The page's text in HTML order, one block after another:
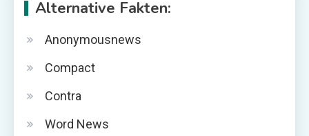
Alternative Fakten:
Anonymousnews
Compact
Contra
Word News